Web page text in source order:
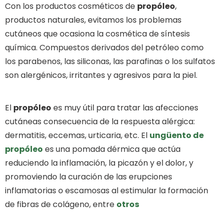
Con los productos cosméticos de propóleo,
productos naturales, evitamos los problemas
cutáneos que ocasiona la cosmética de síntesis
química. Compuestos derivados del petróleo como
los parabenos, las siliconas, las parafinas o los sulfatos
son alergénicos, irritantes y agresivos para la piel.
El propóleo es muy útil para tratar las afecciones
cutáneas consecuencia de la respuesta alérgica:
dermatitis, eccemas, urticaria, etc. El ungüento de
propóleo es una pomada dérmica que actúa
reduciendo la inflamación, la picazón y el dolor, y
promoviendo la curación de las erupciones
inflamatorias o escamosas al estimular la formación
de fibras de colágeno, entre otros